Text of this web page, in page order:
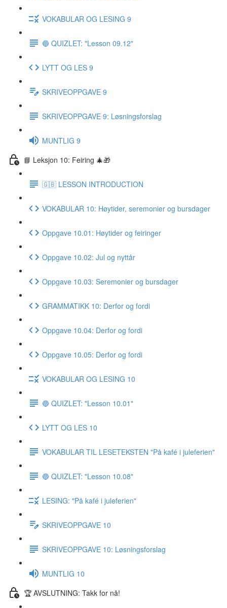
VOKABULAR OG LESING 9
🔵 QUIZLET: "Lesson 09.12"
LYTT OG LES 9
SKRIVEOPPGAVE 9
SKRIVEOPPGAVE 9: Løsningsforslag
MUNTLIG 9
📘 Leksjon 10: Feiring 🎄🎁
🇬🇧 LESSON INTRODUCTION
VOKABULAR 10: Høytider, seremonier og bursdager
Oppgave 10.01: Høytider og feiringer
Oppgave 10.02: Jul og nyttår
Oppgave 10.03: Seremonier og bursdager
GRAMMATIKK 10: Derfor og fordi
Oppgave 10.04: Derfor og fordi
Oppgave 10.05: Derfor og fordi
VOKABULAR OG LESING 10
🔵 QUIZLET: "Lesson 10.01"
LYTT OG LES 10
VOKABULAR TIL LESETEKSTEN "På kafé i juleferien"
🔵 QUIZLET: "Lesson 10.08"
LESING: "På kafé i juleferien"
SKRIVEOPPGAVE 10
SKRIVEOPPGAVE 10: Løsningsforslag
MUNTLIG 10
🏆 AVSLUTNING: Takk for nå!